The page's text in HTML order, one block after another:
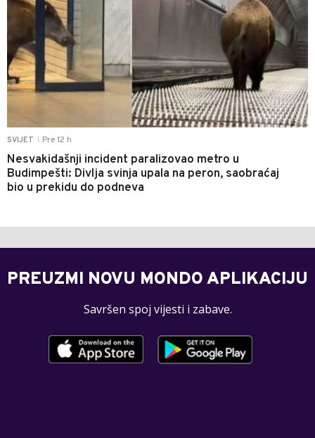
SVIJET Pre 12 h
Nesvakidašnji incident paralizovao metro u
Budimpešti: Divlja svinja upala na peron, saobraćaj
bio u prekidu do podneva
PREUZMI NOVU MONDO APLIKACIJU
Savršen spoj vijesti i zabave.